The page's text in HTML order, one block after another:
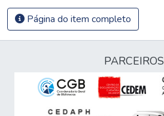
Página do item completo
PARCEIROS